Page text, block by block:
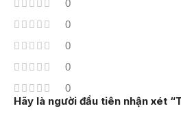
0
0
0
0
0
Hãy là người đầu tiên nhận xét